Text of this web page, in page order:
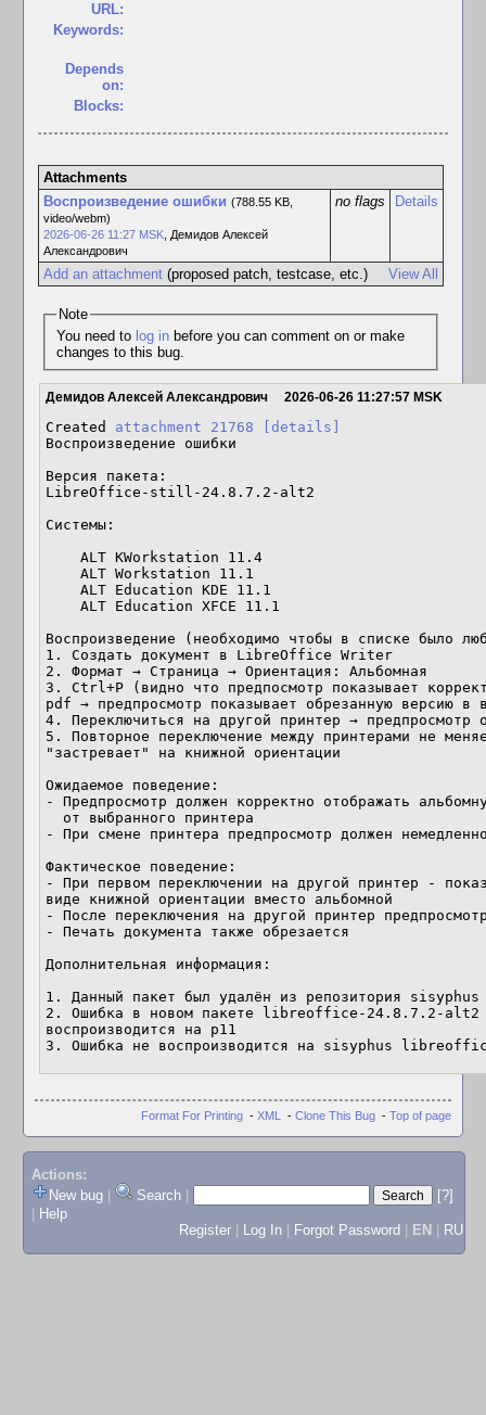
URL:
Keywords:
Depends
on:
Blocks:
Attachments
Воспроизведение ошибки (788.55 KB,
video/webm)
2026-06-26 11:27 MSK, Демидов Алексей
Александрович
no flags Details
View All
Add an attachment(proposed patch, testcase, etc.)
Note
You need to log inbefore you can comment on or make
changes to this bug.
Демидов Алексей Александрович 2026-06-26 11:27:57 MSK
Created attachment 21768
[details]
Воспроизведение ошибки
Версия пакета:
LibreOffice-still-24.8.7.2-alt2
Системы:
Воспроизведение (необходимо чтобы в списке было
1. Создать документ в LibreOffice Writer
2. Формат → Страница → Ориентация: Альбомная
3. Ctrl+P (видно что предпосмотр показывает
pdf → предпросмотр показывает обрезанную версию в
4. Переключиться на другой принтер → предпросмотр
5. Повторное переключение между принтерами не
"застревает" на книжной ориентации
Ожидаемое поведение:
- Предпросмотр должен корректно отображать
- При смене принтера предпросмотр должен
Фактическое поведение:
- При первом переключении на другой принтер -
виде книжной ориентации вместо альбомной
- После переключения на другой принтер
- Печать документа также обрезается
Дополнительная информация:
1. Данный пакет был удалён из репозитория
2. Ошибка в новом пакете libreoffice-24.8.7.2-alt2
воспроизводится на p11
3. Ошибка не воспроизводится на sisyphus
Format For Printing - XML - Clone This Bug - Top of page
Actions:
New bug
Search
[?]
Help
Register
Log In Forgot Password EN RU